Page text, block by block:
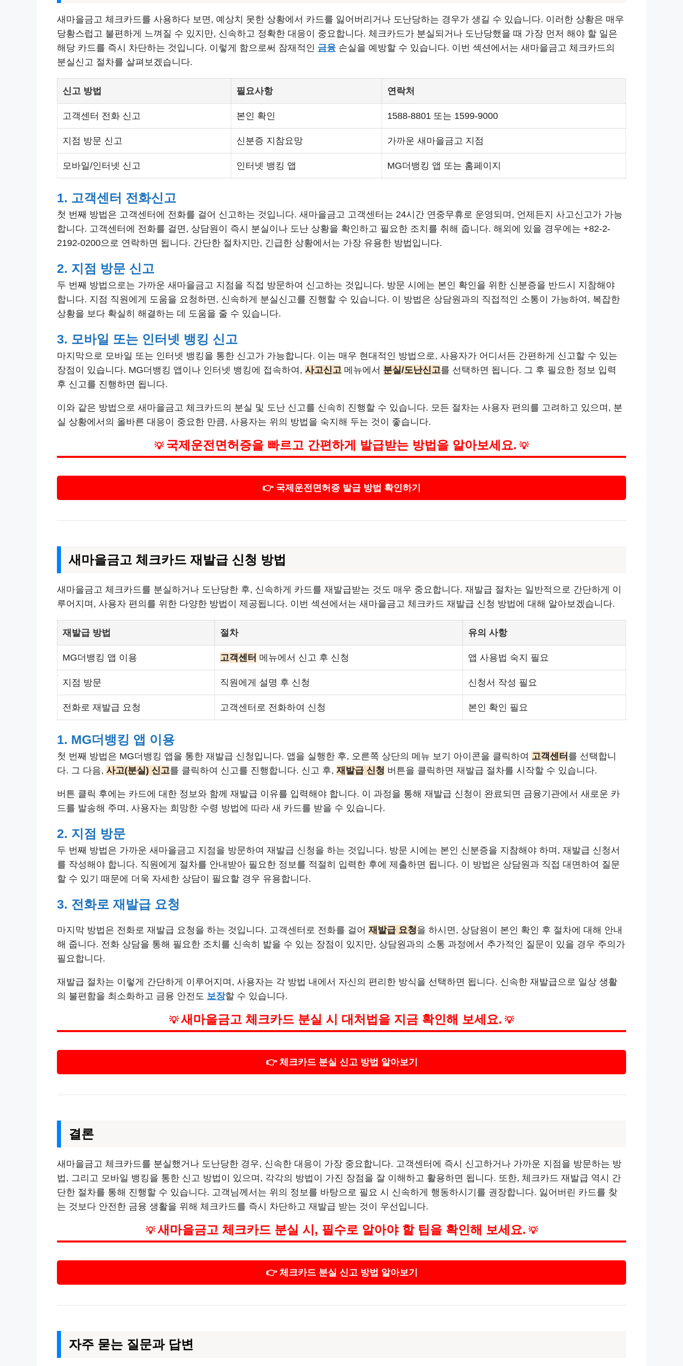
새마을금고 체크카드를 사용하다 보면, 예상치 못한 상황에서 카드를 잃어버리거나 도난당하는 경우가 생길 수 있습니다. 이러한 상황은 매우
당황스럽고 불편하게 느껴질 수 있지만, 신속하고 정확한 대응이 중요합니다. 체크카드가 분실되거나 도난당했을 때 가장 먼저 해야 할 일은
해당 카드를 즉시 차단하는 것입니다. 이렇게 함으로써 잠재적인 금융 손실을 예방할 수 있습니다. 이번 섹션에서는 새마을금고 체크카드의
분실신고 절차를 살펴보겠습니다.
신고 방법 필요사항 연락처
고객센터 전화 신고 본인 확인 1588-8801 또는 1599-9000
지점 방문 신고 신분증 지참요망 가까운 새마을금고 지점
모바일/인터넷 신고 인터넷 뱅킹 앱 MG더뱅킹 앱 또는 홈페이지
1. 고객센터 전화신고
첫 번째 방법은 고객센터에 전화를 걸어 신고하는 것입니다. 새마을금고 고객센터는 24시간 연중무휴로 운영되며, 언제든지 사고신고가 가능
합니다. 고객센터에 전화를 걸면, 상담원이 즉시 분실이나 도난 상황을 확인하고 필요한 조치를 취해 줍니다. 해외에 있을 경우에는 +82-2-
2192-0200으로 연락하면 됩니다. 간단한 절차지만, 긴급한 상황에서는 가장 유용한 방법입니다.
2. 지점 방문 신고
두 번째 방법으로는 가까운 새마을금고 지점을 직접 방문하여 신고하는 것입니다. 방문 시에는 본인 확인을 위한 신분증을 반드시 지참해야
합니다. 지점 직원에게 도움을 요청하면, 신속하게 분실신고를 진행할 수 있습니다. 이 방법은 상담원과의 직접적인 소통이 가능하여, 복잡한
상황을 보다 확실히 해결하는 데 도움을 줄 수 있습니다.
3. 모바일 또는 인터넷 뱅킹 신고
마지막으로 모바일 또는 인터넷 뱅킹을 통한 신고가 가능합니다. 이는 매우 현대적인 방법으로, 사용자가 어디서든 간편하게 신고할 수 있는
장점이 있습니다. MG더뱅킹 앱이나 인터넷 뱅킹에 접속하여, 사고신고 메뉴에서 분실/도난신고를 선택하면 됩니다. 그 후 필요한 정보 입력
후 신고를 진행하면 됩니다.
이와 같은 방법으로 새마을금고 체크카드의 분실 및 도난 신고를 신속히 진행할 수 있습니다. 모든 절차는 사용자 편의를 고려하고 있으며, 분
실 상황에서의 올바른 대응이 중요한 만큼, 사용자는 위의 방법을 숙지해 두는 것이 좋습니다.
💡 국제운전면허증을 빠르고 간편하게 발급받는 방법을 알아보세요. 💡
👉 국제운전면허증 발급 방법 확인하기
새마을금고 체크카드 재발급 신청 방법
새마을금고 체크카드를 분실하거나 도난당한 후, 신속하게 카드를 재발급받는 것도 매우 중요합니다. 재발급 절차는 일반적으로 간단하게 이
루어지며, 사용자 편의를 위한 다양한 방법이 제공됩니다. 이번 섹션에서는 새마을금고 체크카드 재발급 신청 방법에 대해 알아보겠습니다.
재발급 방법 절차 유의 사항
MG더뱅킹 앱 이용 고객센터 메뉴에서 신고 후 신청 앱 사용법 숙지 필요
지점 방문 직원에게 설명 후 신청 신청서 작성 필요
전화로 재발급 요청 고객센터로 전화하여 신청 본인 확인 필요
1. MG더뱅킹 앱 이용
첫 번째 방법은 MG더뱅킹 앱을 통한 재발급 신청입니다. 앱을 실행한 후, 오른쪽 상단의 메뉴 보기 아이콘을 클릭하여 고객센터 를 선택합니
다. 그 다음, 사고(분실) 신고를 클릭하여 신고를 진행합니다. 신고 후, 재발급 신청 버튼을 클릭하면 재발급 절차를 시작할 수 있습니다.
버튼 클릭 후에는 카드에 대한 정보와 함께 재발급 이유를 입력해야 합니다. 이 과정을 통해 재발급 신청이 완료되면 금융기관에서 새로운 카
드를 발송해 주며, 사용자는 희망한 수령 방법에 따라 새 카드를 받을 수 있습니다.
2. 지점 방문
두 번째 방법은 가까운 새마을금고 지점을 방문하여 재발급 신청을 하는 것입니다. 방문 시에는 본인 신분증을 지참해야 하며, 재발급 신청서
를 작성해야 합니다. 직원에게 절차를 안내받아 필요한 정보를 적절히 입력한 후에 제출하면 됩니다. 이 방법은 상담원과 직접 대면하여 질문
할 수 있기 때문에 더욱 자세한 상담이 필요할 경우 유용합니다.
3. 전화로 재발급 요청
마지막 방법은 전화로 재발급 요청을 하는 것입니다. 고객센터로 전화를 걸어 재발급 요청을 하시면, 상담원이 본인 확인 후 절차에 대해 안내
해 줍니다. 전화 상담을 통해 필요한 조치를 신속히 밟을 수 있는 장점이 있지만, 상담원과의 소통 과정에서 추가적인 질문이 있을 경우 주의가
필요합니다.
재발급 절차는 이렇게 간단하게 이루어지며, 사용자는 각 방법 내에서 자신의 편리한 방식을 선택하면 됩니다. 신속한 재발급으로 일상 생활
의 불편함을 최소화하고 금융 안전도 보장할 수 있습니다.
💡 새마을금고 체크카드 분실 시 대처법을 지금 확인해 보세요. 💡
👉 체크카드 분실 신고 방법 알아보기
결론
새마을금고 체크카드를 분실했거나 도난당한 경우, 신속한 대응이 가장 중요합니다. 고객센터에 즉시 신고하거나 가까운 지점을 방문하는 방
법, 그리고 모바일 뱅킹을 통한 신고 방법이 있으며, 각각의 방법이 가진 장점을 잘 이해하고 활용하면 됩니다. 또한, 체크카드 재발급 역시 간
단한 절차를 통해 진행할 수 있습니다. 고객님께서는 위의 정보를 바탕으로 필요 시 신속하게 행동하시기를 권장합니다. 잃어버린 카드를 찾
는 것보다 안전한 금융 생활을 위해 체크카드를 즉시 차단하고 재발급 받는 것이 우선입니다.
💡 새마을금고 체크카드 분실 시, 필수로 알아야 할 팁을 확인해 보세요. 💡
👉 체크카드 분실 신고 방법 알아보기
자주 묻는 질문과 답변